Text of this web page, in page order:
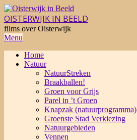
Skip
to
content
OISTERWIJK IN BEELD
films over Oisterwijk
Primary
Menu
Menu
Home
Natuur
NatuurStreken
Braakballen!
Groen voor Grijs
Parel in ’t Groen
Knapzak (natuurprogramma)
Groenste Stad Verkiezing
Natuurgebieden
Vennen